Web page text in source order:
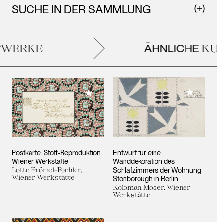
SUCHE IN DER SAMMLUNG
ÄHNLICHE
Postkarte: Stoff-Reproduktion
Wiener Werkstätte
Lotte Frömel-Fochler,
Wiener Werkstätte
Meiner Sammlung hinzufügen
Entwurf für eine
Wanddekoration des
Schlafzimmers der Wohnung
Stonborough in Berlin
Koloman Moser, Wiener
Werkstätte
Meiner